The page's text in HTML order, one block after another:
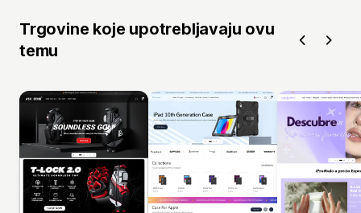
Trgovine koje upotrebljavaju ovu
temu